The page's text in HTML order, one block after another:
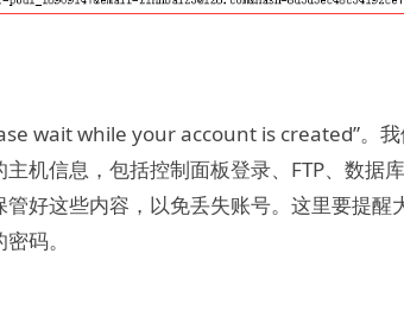
wait while your account is created”。
机信息，包括控制面板登录、FTP、数据
好这些内容，以免丢失账号。这里要提醒
码。